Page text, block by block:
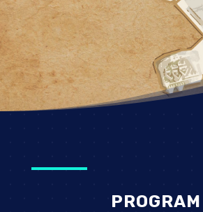
PROGRAM